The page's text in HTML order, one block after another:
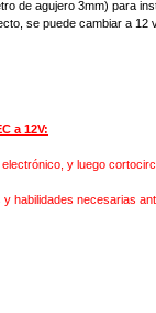
de agujero 3mm) para
se puede cambiar a 12
a 12V:
electrónico, y luego
habilidades necesarias